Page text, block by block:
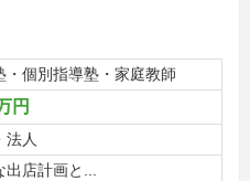
・個別指導塾・家庭教師
円
法人
出店計画と...